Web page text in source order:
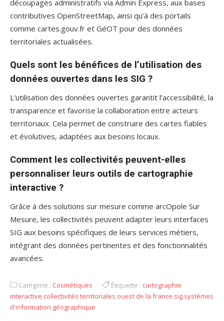
découpages administratifs via Admin Express, aux bases
contributives OpenStreetMap, ainsi qu’à des portails
comme cartes.gouv.fr et GéOT pour des données
territoriales actualisées.
Quels sont les bénéfices de l’utilisation des
données ouvertes dans les SIG ?
L’utilisation des données ouvertes garantit l’accessibilité, la
transparence et favorise la collaboration entre acteurs
territoriaux. Cela permet de construire des cartes fiables
et évolutives, adaptées aux besoins locaux.
Comment les collectivités peuvent-elles
personnaliser leurs outils de cartographie
interactive ?
Grâce à des solutions sur mesure comme arcOpole Sur
Mesure, les collectivités peuvent adapter leurs interfaces
SIG aux besoins spécifiques de leurs services métiers,
intégrant des données pertinentes et des fonctionnalités
avancées.
Catégorie : Cosmétiques Étiquette : cartographie
interactive,collectivités territoriales,ouest de la france,sig,systèmes
d'information géographique